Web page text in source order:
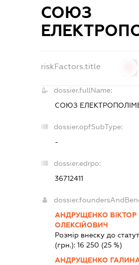
СОЮЗ
riskFactors.title
dossier.fullName:
СОЮЗ
dossier.opfSubType:
-
dossier.edrpo:
36712411
АНДРУЩЕНКО ВІКТОР
ОЛЕКСІЙОВИЧ
Розмір внеску до
(грн.): 16 250 (25 %)
АНДРУЩЕНКО ГАЛИНА